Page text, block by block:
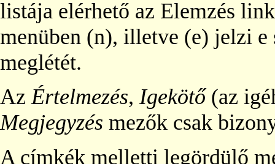
listája elérhető az Elemzés
menüben (n), illetve (e) jelzi
meglétét.
AzÉrtelmezés, Igekötő (az
Megjegyzés mezők csak
A címkék melletti legördülő